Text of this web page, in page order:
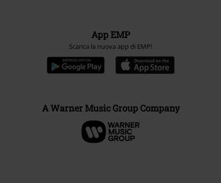
App EMP
Scarica la nuova app di EMP!
A Warner Music Group Company